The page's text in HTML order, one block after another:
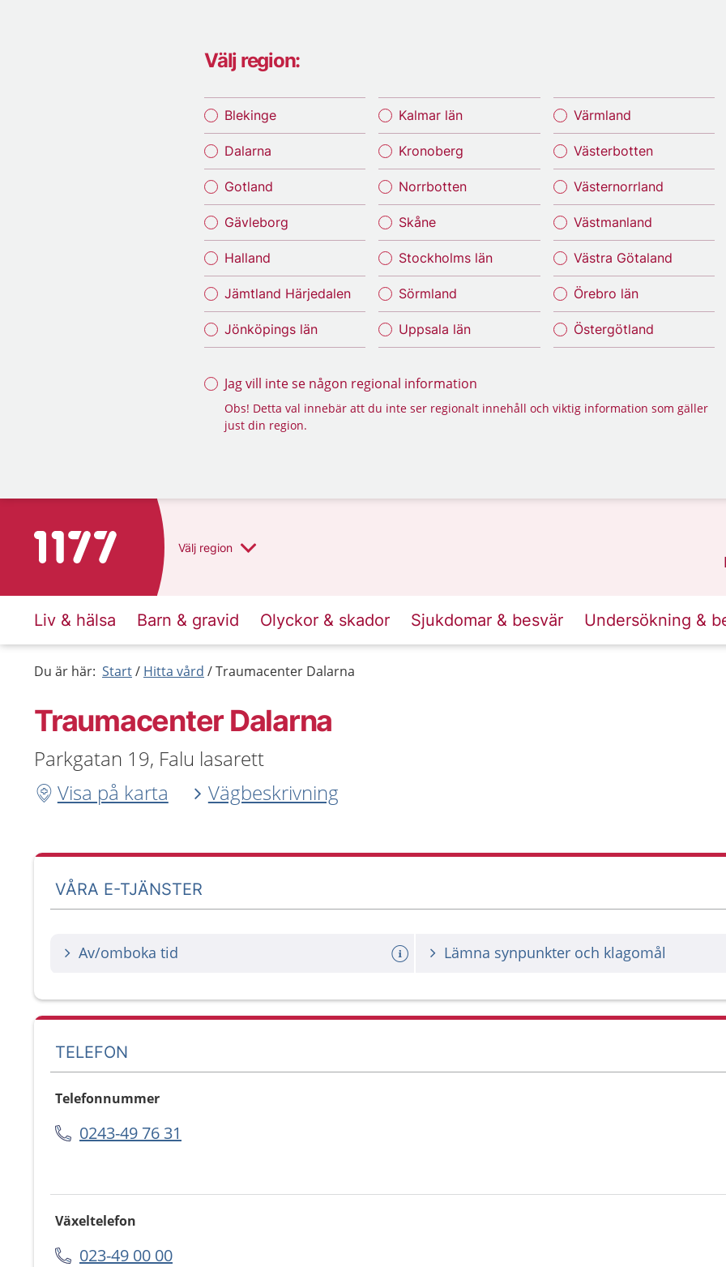
Välj region:
Blekinge
Dalarna
Gotland
Gävleborg
Halland
Jämtland Härjedalen
Jönköpings län
Kalmar län
Kronoberg
Norrbotten
Skåne
Stockholms län
Sörmland
Uppsala län
Värmland
Västerbotten
Västernorrland
Västmanland
Västra Götaland
Örebro län
Östergötland
Jag vill inte se någon regional information
Obs! Detta val innebär att du inte ser regionalt innehåll och viktig information som gäller
just din region.
Till startsidan för 1177 Välj region
Liv & hälsa Barn & gravid Olyckor & skador Sjukdomar & besvär Undersökning &
Du är här: Start Hitta vård Traumacenter Dalarna
Traumacenter Dalarna
Parkgatan 19, Falu lasarett
Visa på karta
Vägbeskrivning
VÅRA E-TJÄNSTER
Av/omboka tid Lämna synpunkter och klagomål
TELEFON
Telefonnummer
0243-49 76 31
Växeltelefon
023-49 00 00